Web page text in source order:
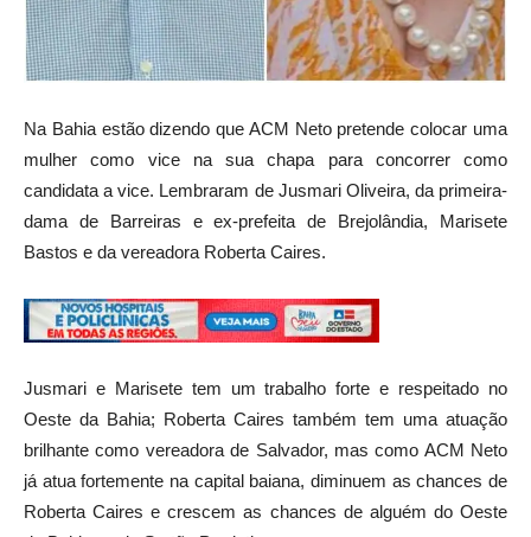
Na Bahia estão dizendo que ACM Neto pretende colocar uma
mulher como vice na sua chapa para concorrer como
candidata a vice. Lembraram de Jusmari Oliveira, da primeira-
dama de Barreiras e ex-prefeita de Brejolândia, Marisete
Bastos e da vereadora Roberta Caires.
Jusmari e Marisete tem um trabalho forte e respeitado no
Oeste da Bahia; Roberta Caires também tem uma atuação
brilhante como vereadora de Salvador, mas como ACM Neto
já atua fortemente na capital baiana, diminuem as chances de
Roberta Caires e crescem as chances de alguém do Oeste